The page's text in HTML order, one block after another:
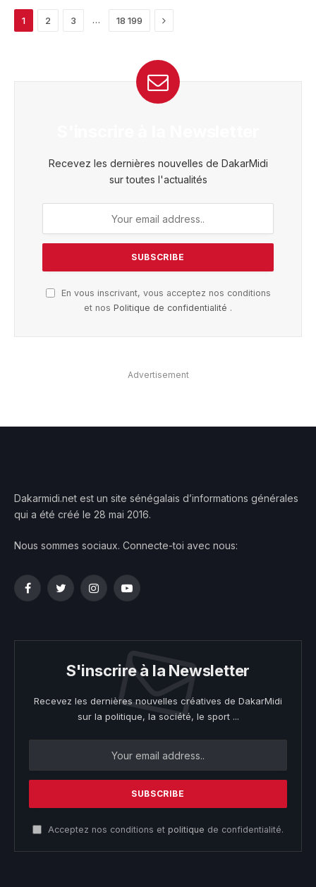
1 2 3 … 18 199 Next
Recevez les dernières nouvelles de DakarMidi
sur toutes l'actualités
En vous inscrivant, vous acceptez nos conditions
et nos Politique de confidentialité .
Advertisement
Dakarmidi.net est un site sénégalais d’informations générales
qui a été créé le 28 mai 2016.
Nous sommes sociaux. Connecte-toi avec nous:
FacebookTwitterInstagramYouTube
S'inscrire à la Newsletter
Recevez les dernières nouvelles créatives de DakarMidi
sur la politique, la société, le sport ...
Acceptez nos conditions et politique de confidentialité.